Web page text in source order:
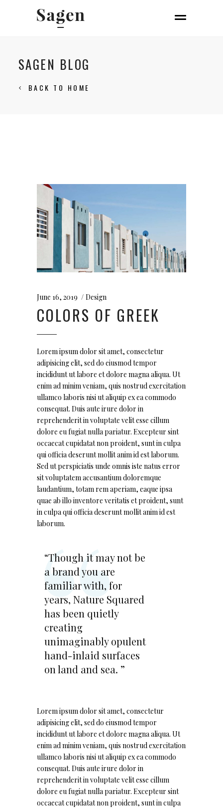
SAGEN BLOG
BACK TO HOME
June 16, 2019 Design
COLORS OF GREEK
Lorem ipsum dolor sit amet, consectetur
adipisicing elit, sed do eiusmod tempor
incididunt ut labore et dolore magna aliqua. Ut
enim ad minim veniam, quis nostrud exercitation
ullamco laboris nisi ut aliquip ex ea commodo
consequat. Duis aute irure dolor in
reprehenderit in voluptate velit esse cillum
dolore eu fugiat nulla pariatur. Excepteur sint
occaecat cupidatat non proident, sunt in culpa
qui officia deserunt mollit anim id est laborum.
Sed ut perspiciatis unde omnis iste natus error
sit voluptatem accusantium doloremque
laudantium, totam rem aperiam, eaque ipsa
quae ab illo inventore veritatis et proident, sunt
in culpa qui officia deserunt mollit anim id est
laborum.
“Though it may not be
a brand you are
familiar with, for
years, Nature Squared
has been quietly
creating
unimaginably opulent
hand-inlaid surfaces
on land and sea. ”
Lorem ipsum dolor sit amet, consectetur
adipisicing elit, sed do eiusmod tempor
incididunt ut labore et dolore magna aliqua. Ut
enim ad minim veniam, quis nostrud exercitation
ullamco laboris nisi ut aliquip ex ea commodo
consequat. Duis aute irure dolor in
reprehenderit in voluptate velit esse cillum
dolore eu fugiat nulla pariatur. Excepteur sint
occaecat cupidatat non proident, sunt in culpa